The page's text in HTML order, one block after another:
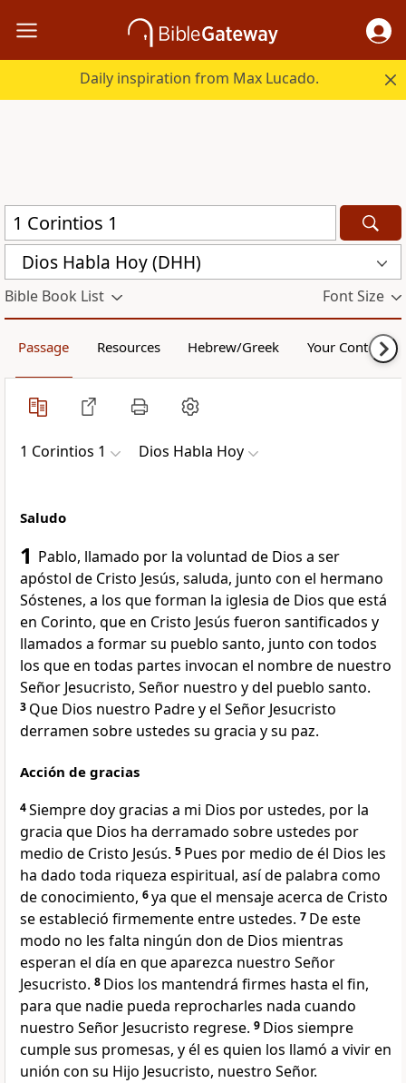
Daily inspiration from Max Lucado.
Dios Habla Hoy (DHH)
Bible Book List Font Size
Passage Resources Hebrew/Greek Your Content
1 Corintios 1 Dios Habla Hoy
Saludo
1 Pablo, llamado por la voluntad de Dios a ser
apóstol de Cristo Jesús, saluda, junto con el hermano
Sóstenes, a los que forman la iglesia de Dios que está
en Corinto, que en Cristo Jesús fueron santificados y
llamados a formar su pueblo santo, junto con todos
los que en todas partes invocan el nombre de nuestro
Señor Jesucristo, Señor nuestro y del pueblo santo.
3 Que Dios nuestro Padre y el Señor Jesucristo
derramen sobre ustedes su gracia y su paz.
Acción de gracias
4Siempre doy gracias a mi Dios por ustedes, por la
gracia que Dios ha derramado sobre ustedes por
medio de Cristo Jesús. 5 Pues por medio de él Dios les
ha dado toda riqueza espiritual, así de palabra como
de conocimiento, 6ya que el mensaje acerca de Cristo
se estableció firmemente entre ustedes. 7 De este
modo no les falta ningún don de Dios mientras
esperan el día en que aparezca nuestro Señor
Jesucristo. 8 Dios los mantendrá firmes hasta el fin,
para que nadie pueda reprocharles nada cuando
nuestro Señor Jesucristo regrese. 9 Dios siempre
cumple sus promesas, y él es quien los llamó a vivir en
unión con su Hijo Jesucristo, nuestro Señor.